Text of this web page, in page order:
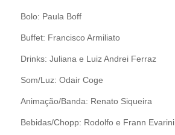
Bolo: Paula Boff
Buffet: Francisco Armiliato
Drinks: Juliana e Luiz Andrei Ferraz
Som/Luz: Odair Coge
Animação/Banda: Renato Siqueira
Bebidas/Chopp: Rodolfo e Frann Evarini